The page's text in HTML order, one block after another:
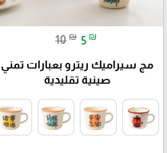
10 ₪ 5 ₪
مج سيراميك ريترو بعبارات تمني
صينية تقليدية